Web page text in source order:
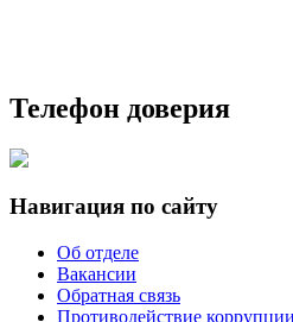
Телефон доверия
Навигация по сайту
Об отделе
Вакансии
Обратная связь
Противодействие коррупции